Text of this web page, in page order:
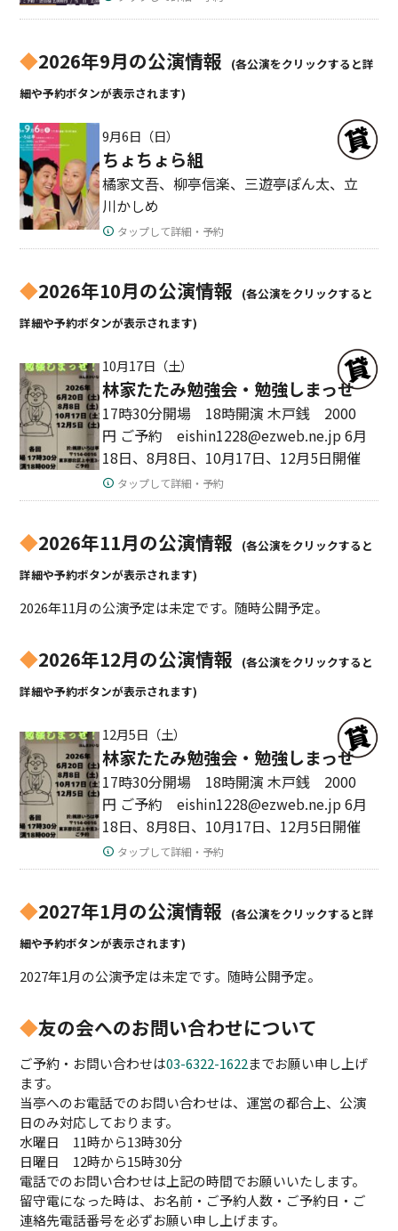
◆2026年9月の公演情報
(各公演をクリックすると詳
細や予約ボタンが表示されます)
9月6日（日）
ちょちょら組
橘家文吾、柳亭信楽、三遊亭ぽん太、立
川かしめ
タップして詳細・予約
◆2026年10月の公演情報
(各公演をクリックすると
詳細や予約ボタンが表示されます)
10月17日（土）
林家たたみ勉強会・勉強しまっせ
17時30分開場 18時開演 木戸銭 2000
円 ご予約 eishin1228@ezweb.ne.jp 6月
18日、8月8日、10月17日、12月5日開催
タップして詳細・予約
◆2026年11月の公演情報
(各公演をクリックすると
詳細や予約ボタンが表示されます)
2026年11月の公演予定は未定です。随時公開予定。
◆2026年12月の公演情報
(各公演をクリックすると
詳細や予約ボタンが表示されます)
12月5日（土）
林家たたみ勉強会・勉強しまっせ
17時30分開場 18時開演 木戸銭 2000
円 ご予約 eishin1228@ezweb.ne.jp 6月
18日、8月8日、10月17日、12月5日開催
タップして詳細・予約
◆2027年1月の公演情報
(各公演をクリックすると詳
細や予約ボタンが表示されます)
2027年1月の公演予定は未定です。随時公開予定。
◆友の会へのお問い合わせについて
ご予約・お問い合わせは03-6322-1622までお願い申し上げ
ます。
当亭へのお電話でのお問い合わせは、運営の都合上、公演
日のみ対応しております。
水曜日 11時から13時30分
日曜日 12時から15時30分
電話でのお問い合わせは上記の時間でお願いいたします。
留守電になった時は、お名前・ご予約人数・ご予約日・ご
連絡先電話番号を必ずお願い申し上げます。